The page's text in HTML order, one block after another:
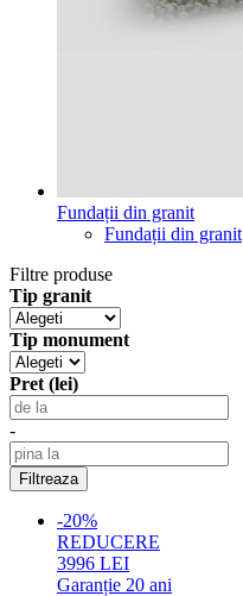
Fundații din granit
Fundații din granit
Filtre produse
Tip granit
Tip monument
Pret (lei)
-
-20%
REDUCERE
3996 LEI
Garanție 20 ani